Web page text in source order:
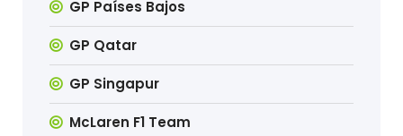
GP Países Bajos
GP Qatar
GP Singapur
McLaren F1 Team